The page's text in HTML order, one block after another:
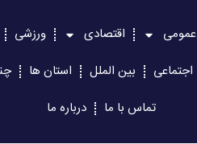
عمومی اقتصادی ورزشی
اجتماعی بین الملل استان ها
تماس با ما
درباره ما